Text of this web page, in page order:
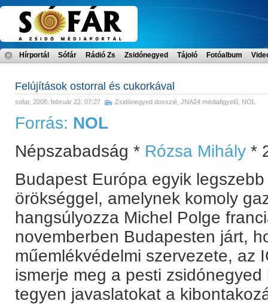
Hírportál Sófár Rádió Zs Zsidónegyed Tájoló Fotóalbum
Felújítások ostorral és cukorkával
sofar, 2008. február 22. 07:27 Zsidónegyed dosszié JNA24 médiafigyelő NOL
Forrás: NOL
Népszabadság * Rózsa Mihály *
Budapest Európa egyik
örökséggel, amelynek komoly
hangsúlyozza Michel Polge
novemberben Budapesten járt,
műemlékvédelmi szervezete, az
ismerje meg a pesti
tegyen javaslatokat a